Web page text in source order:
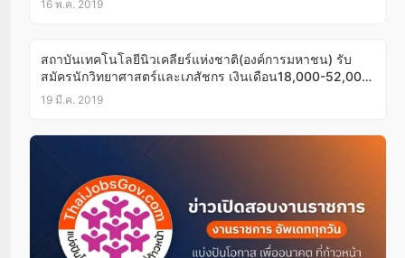
16 พ.ค. 2019
สถาบันเทคโนโลยีนิวเคลียร์แห่งชาติ(องค์การมหาชน) รับ
สมัครนักวิทยาศาสตร์และเภสัชกร เงินเดือน18,000-52,000
วุฒิ ป.ตรี สมัครทางอีเมล์ บัดนี้-31มี.ค.62
19 มี.ค. 2019